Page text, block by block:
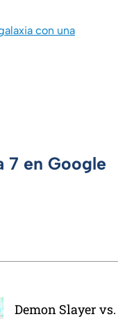
con una
7 en Google
Demon Slayer